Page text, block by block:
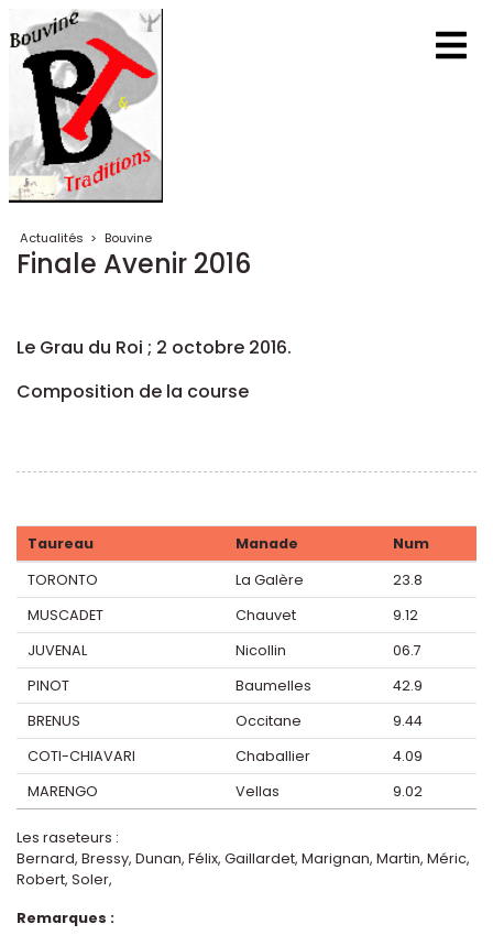
Actualités > Bouvine
Finale Avenir 2016
Le Grau du Roi ; 2 octobre 2016.
Composition de la course
Taureau Manade
Num
TORONTO
La Galère
23.8
MUSCADET
Chauvet
9.12
JUVENAL
Nicollin
06.7
PINOT
Baumelles
42.9
BRENUS
Occitane
9.44
COTI-CHIAVARI
Chaballier
4.09
MARENGO
Vellas 9.02
Les raseteurs :
Bernard, Bressy, Dunan, Félix, Gaillardet, Marignan, Martin, Méric,
Robert, Soler,
Remarques :